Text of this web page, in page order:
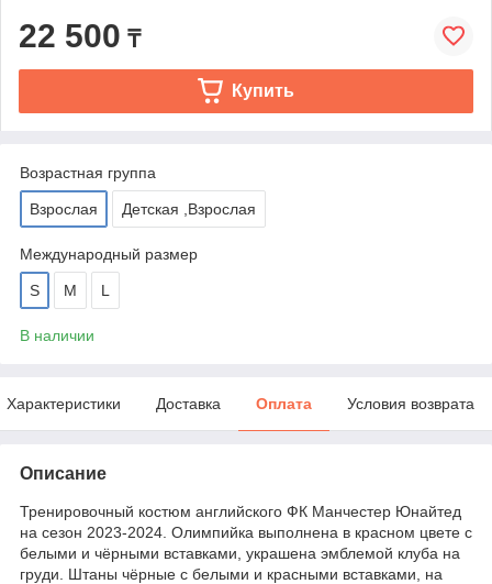
22 500 ₸
Купить
Возрастная группа
Взрослая Детская ,Взрослая
Международный размер
S M L
В наличии
Характеристики Доставка Оплата Условия возврата
Описание
Тренировочный костюм английского ФК Манчестер Юнайтед
на сезон 2023-2024. Олимпийка выполнена в красном цвете с
белыми и чёрными вставками, украшена эмблемой клуба на
груди. Штаны чёрные с белыми и красными вставками, на